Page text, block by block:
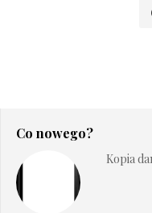
Co nowego?
Kopia